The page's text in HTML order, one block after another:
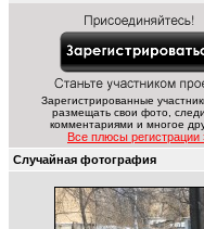
Зарегистрированные
размещать свои фото,
комментариями и многое
Все плюсы регистрации
Случайная фотография